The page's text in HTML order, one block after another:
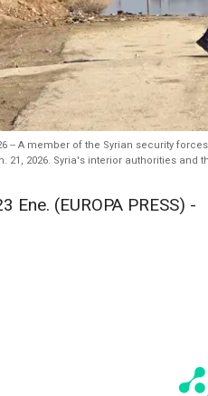
-- A member of the Syrian security
21, 2026. Syria's interior authorities
Ene. (EUROPA PRESS) -